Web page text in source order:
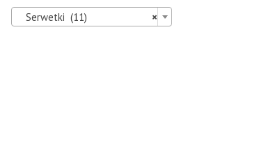
×
Serwetki (11)